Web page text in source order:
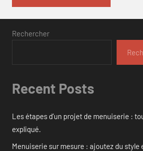
Rechercher
Recent Posts
Les étapes d’un projet de menuiserie :
expliqué.
Menuiserie sur mesure : ajoutez du style